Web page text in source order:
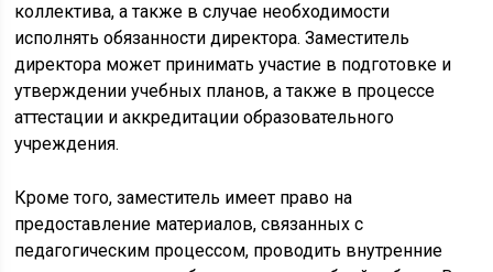
коллектива, а также в случае необходимости
исполнять обязанности директора. Заместитель
директора может принимать участие в подготовке и
утверждении учебных планов, а также в процессе
аттестации и аккредитации образовательного
учреждения.
Кроме того, заместитель имеет право на
предоставление материалов, связанных с
педагогическим процессом, проводить внутренние